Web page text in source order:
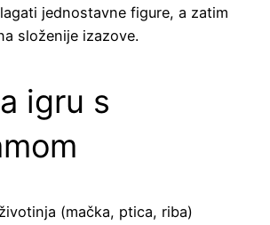
jednostavne figure, a zatim
složenije izazove.
igru s
(mačka, ptica, riba)